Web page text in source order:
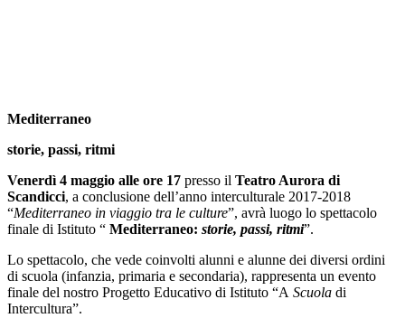
Mediterraneo
storie, passi, ritmi
Venerdì 4 maggio alle ore 17 presso il Teatro Aurora di
Scandicci, a conclusione dell’anno interculturale 2017-2018
“Mediterraneo in viaggio tra le culture”, avrà luogo lo spettacolo
finale di Istituto “ Mediterraneo: storie, passi, ritmi”.
Lo spettacolo, che vede coinvolti alunni e alunne dei diversi ordini
di scuola (infanzia, primaria e secondaria), rappresenta un evento
finale del nostro Progetto Educativo di Istituto “A Scuola di
Intercultura”.